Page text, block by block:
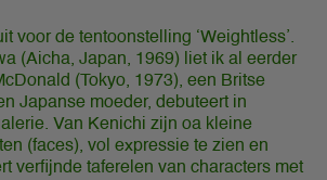
voor de tentoonstelling ‘Weightless’.
(Aicha, Japan, 1969) liet ik al eerder
(Tokyo, 1973), een Britse
Japanse moeder, debuteert in
Van Kenichi zijn oa kleine
(faces), vol expressie te zien en
verfijnde taferelen van characters met